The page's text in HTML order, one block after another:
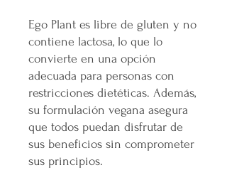
Ego Plant es libre de gluten y no
contiene lactosa, lo que lo
convierte en una opción
adecuada para personas con
restricciones dietéticas. Además,
su formulación vegana asegura
que todos puedan disfrutar de
sus beneficios sin comprometer
sus principios.